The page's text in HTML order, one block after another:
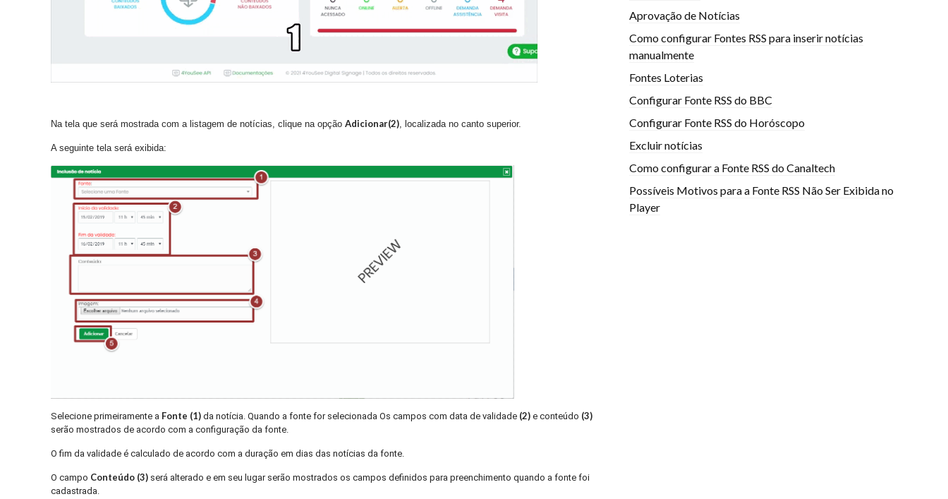
Na tela que será mostrada com a listagem de notícias, clique na opção Adicionar(2), localizada no canto superior.
A seguinte tela será exibida:
Selecione primeiramente a Fonte (1) da notícia. Quando a fonte for selecionada Os campos com data de validade (2) e conteúdo (3)
serão mostrados de acordo com a configuração da fonte.
O fim da validade é calculado de acordo com a duração em dias das notícias da fonte.
O campo Conteúdo (3) será alterado e em seu lugar serão mostrados os campos definidos para preenchimento quando a fonte foi
cadastrada.
Aprovação de Notícias
Como configurar Fontes RSS para inserir notícias
manualmente
Fontes Loterias
Configurar Fonte RSS do BBC
Configurar Fonte RSS do Horóscopo
Excluir notícias
Como configurar a Fonte RSS do Canaltech
Possíveis Motivos para a Fonte RSS Não Ser Exibida no
Player